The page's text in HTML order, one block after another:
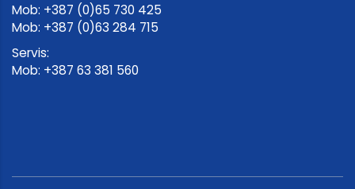
Mob: +387 (0)65 730 425
Mob: +387 (0)63 284 715
Servis:
Mob: +387 63 381 560